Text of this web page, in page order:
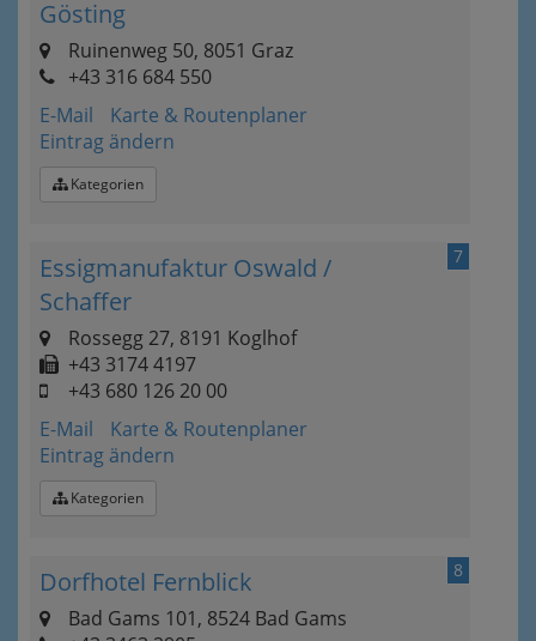
Gösting
Ruinenweg 50, 8051 Graz
+43 316 684 550
E-Mail
Karte & Routenplaner
Eintrag ändern
Kategorien
7
Essigmanufaktur Oswald /
Schaffer
Rossegg 27, 8191 Koglhof
+43 3174 4197
+43 680 126 20 00
E-Mail
Karte & Routenplaner
Eintrag ändern
Kategorien
8
Dorfhotel Fernblick
Bad Gams 101, 8524 Bad Gams